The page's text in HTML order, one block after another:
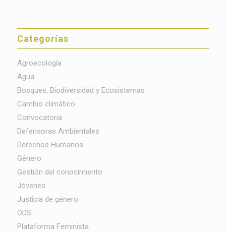
Categorías
Agroecología
Agua
Bosques, Biodiversidad y Ecosistemas
Cambio climático
Convocatoria
Defensoras Ambientales
Derechos Humanos
Género
Gestión del conocimiento
Jóvenes
Justicia de género
ODS
Plataforma Feminista